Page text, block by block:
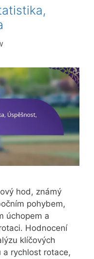
hod, známý
pohybem,
úchopem a
Hodnocení
klíčových
a rychlost rotace,